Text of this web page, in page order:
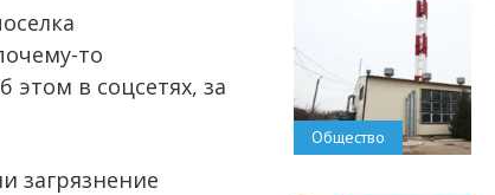
то
в соцсетях, за
загрязнение
Общество